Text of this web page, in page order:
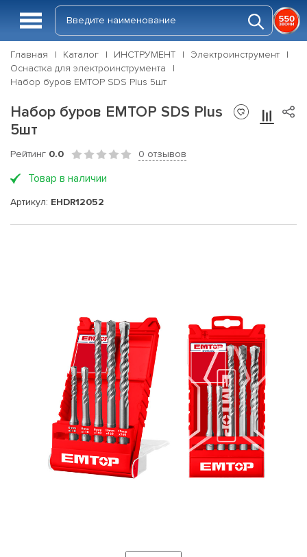
Главная Каталог ИНСТРУМЕНТ
Электроинструмент
Оснастка для электроинструмента
Набор буров EMTOP SDS Plus 5шт
Набор буров EMTOP SDS Plus
5шт
Рейтинг 0.0 0 отзывов
Товар в наличии
Артикул: EHDR12052